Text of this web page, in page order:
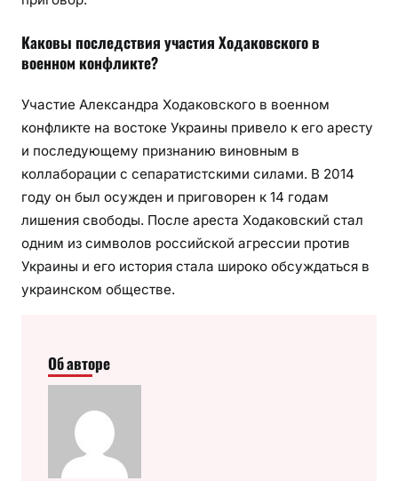
Каковы последствия участия Ходаковского в
военном конфликте?
Участие Александра Ходаковского в военном
конфликте на востоке Украины привело к его аресту
и последующему признанию виновным в
коллаборации с сепаратистскими силами. В 2014
году он был осужден и приговорен к 14 годам
лишения свободы. После ареста Ходаковский стал
одним из символов российской агрессии против
Украины и его история стала широко обсуждаться в
украинском обществе.
Об авторе